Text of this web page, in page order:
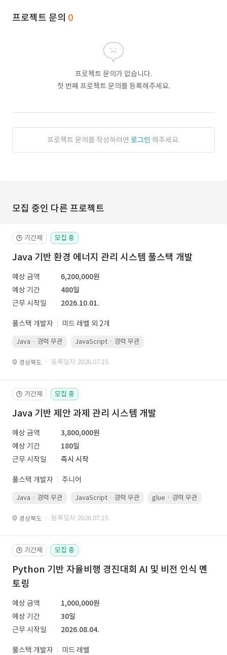
프로젝트 문의 0
프로젝트 문의가 없습니다.
첫 번째 프로젝트 문의를 등록해주세요.
프로젝트 문의를 작성하려면 로그인 해주세요.
모집 중인 다른 프로젝트
🕒 기간제 모집 중
Java 기반 환경 에너지 관리 시스템 풀스택 개발
예상 금액
6,200,000원
예상 기간
480일
근무 시작일
2026.10.01.
풀스택 개발자 미드 레벨 외 2개
Java · 경력 무관 JavaScript · 경력 무관
경상북도 · 등록일자 2026.07.15.
🕒 기간제 모집 중
Java 기반 제안 과제 관리 시스템 개발
예상 금액
3,800,000원
예상 기간
180일
근무 시작일
즉시 시작
풀스택 개발자 주니어
Java · 경력 무관 JavaScript · 경력 무관 glue · 경력 무관
경상북도 · 등록일자 2026.07.15.
🕒 기간제 모집 중
Python 기반 자율비행 경진대회 AI 및 비전 인식 멘
토링
예상 금액
1,000,000원
예상 기간
30일
근무 시작일
2026.08.04.
풀스택 개발자 미드 레벨